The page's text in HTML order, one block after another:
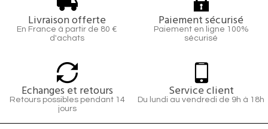
Livraison offerte
En France à partir de 80 €
d'achats
Paiement sécurisé
Paiement en ligne 100%
sécurisé
Echanges et retours
Retours possibles pendant 14
jours
Service client
Du lundi au vendredi de 9h à 18h